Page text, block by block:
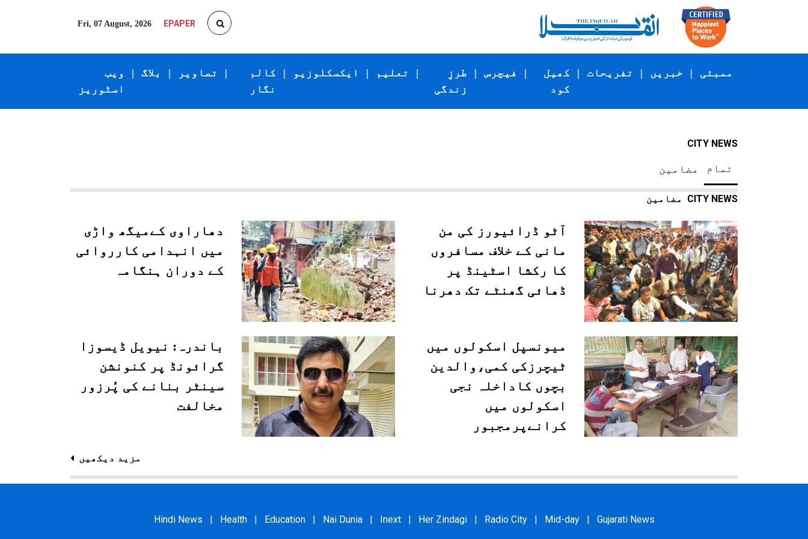
Fri, 07 August, 2026 EPAPER
ویب
اسٹوریز
| بلاگ | تصاویر |
کالم
نگار
| ایکسکلوزیو | تعلیم |
طرزِ
زندگی
| فیچرس |
کھیل
کود
| تفریحات | خبریں | ممبئی
CITY NEWS
مضامین تمام
CITY NEWS
آٹو ڈرائیورز کی من
مانی کے خلاف مسافروں
کا رکشا اسٹینڈ پر
ڈھائی گھنٹے تک دھرنا
دھاراوی کےمیگھ واڑی
میں انہدامی کارروائی
کے دوران ہنگامہ
میونسپل اسکولوں میں
ٹیچرزکی کمی،والدین
بچوں کاداخلہ نجی
اسکولوں میں
کرانےپرمجبور
باندرہ: نیویل ڈیسوزا
گرائونڈ پر کنونشن
سینٹر بنانے کی پُرزور
مخالفت
مزید دیکھیں
Hindi News Health Education Nai Dunia Inext Her Zindagi Radio City Mid-day Gujarati News